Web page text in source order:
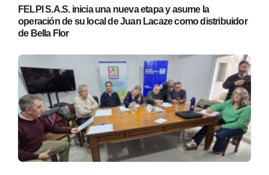
FELPI S.A.S. inicia una nueva etapa y asume la
operación de su local de Juan Lacaze como distribuidor
de Bella Flor